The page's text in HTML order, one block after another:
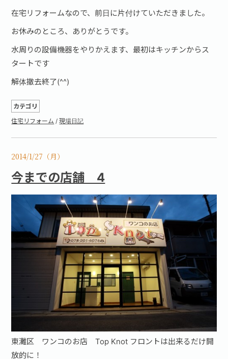
在宅リフォームなので、前日に片付けていただきました。
お休みのところ、ありがとうです。
水周りの設備機器をやりかえます、最初はキッチンからス
タートです
解体撤去終了(^^)
カテゴリ
住宅リフォーム /現場日記
2014/1/27（月）
今までの店舗 4
東灘区 ワンコのお店 Top Knot フロントは出来るだけ開
放的に！